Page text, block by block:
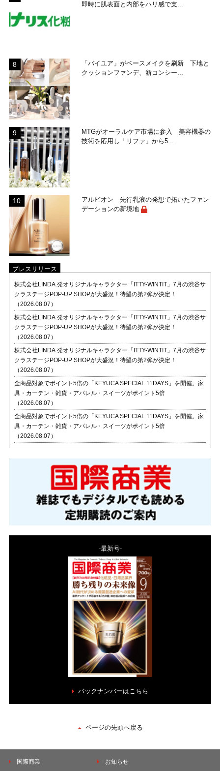
即時に肌表面と内部をハリ感で支...
「バイユア」がベースメイクを刷新 下地と
クッションファンデ、新コンシー...
MTGがオーラルケア市場に参入 美容機器の
技術を応用し「リファ」から5...
アルビオン―先行乳液の発想で拓いたファン
デーションの新境地
プレスリリース
株式会社LINDA.発オリジナルキャラクター「ITTY-WINTIT」7月の渋谷サ
クラステージPOP-UP SHOPが大盛況！待望の第2弾が決定！
（2026.08.07）
株式会社LINDA.発オリジナルキャラクター「ITTY-WINTIT」7月の渋谷サ
クラステージPOP-UP SHOPが大盛況！待望の第2弾が決定！
（2026.08.07）
株式会社LINDA.発オリジナルキャラクター「ITTY-WINTIT」7月の渋谷サ
クラステージPOP-UP SHOPが大盛況！待望の第2弾が決定！
（2026.08.07）
全商品対象でポイント5倍の「KEYUCA SPECIAL 11DAYS」を開催。家
具・カーテン・雑貨・アパレル・スイーツがポイント5倍
（2026.08.07）
全商品対象でポイント5倍の「KEYUCA SPECIAL 11DAYS」を開催。家
具・カーテン・雑貨・アパレル・スイーツがポイント5倍
（2026.08.07）
-最新号-
バックナンバーはこちら
ページの先頭へ戻る
国際商業 お知らせ